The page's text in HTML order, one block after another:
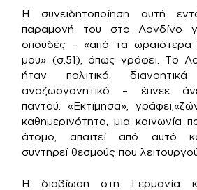
Η συνειδητοποίηση αυτή
παραμονή του στο Λονδίνο
σπουδές – «από τα ωραιότερα
μου» (σ.51), όπως γράφει. Το
ήταν πολιτικά,
αναζωογονητικό – έπνεε
παντού. «Εκτίμησα»,
καθημερινότητα, μια κοινωνία
άτομο, απαιτεί από αυτό
συντηρεί θεσμούς που
Η διαβίωση στη Γερμανία